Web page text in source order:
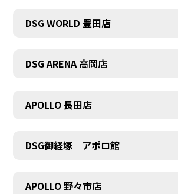
DSG WORLD 豊田店
DSG ARENA 高岡店
APOLLO 長田店
DSG御経塚 アポロ館
APOLLO 野々市店